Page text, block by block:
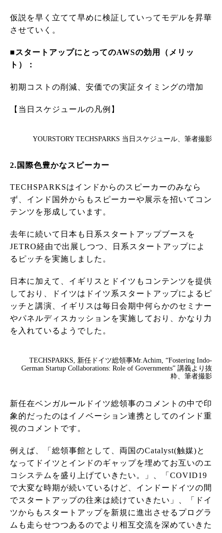
仮説を早く立てて早めに検証していってモデルを昇華
させていく。
■スタートアップにとってのAWSの効用（メリッ
ト）：
初期コストの削減、安価での実証タイミングの増加
【当日スケジュールの凡例】
YOURSTORY TECHSPARKS 当日スケジュール、筆者撮影
2.国際色豊かなスピーカー
TECHSPARKSはインドからのスピーカーのみなら
ず、インド国外からもスピーカーや展示を招いてコン
テンツを形成しています。
去年に続いて日本も日系スタートアップブースを
JETRO経由で出展しつつ、日系スタートアップによ
るピッチを実施しました。
日本に加えて、イギリスとドイツもコンテンツを提供
しており、ドイツはドイツ系スタートアップによるピ
ッチと講演、イギリスは毎日会期中何らかのセミナー
やパネルディスカッションを実施しており、かなり力
を入れているようでした。
TECHSPARKS, 新任ドイツ総領事Mr.Achim, “Fostering Indo-
German Startup Collaborations: Role of Governments” 講義より抜
粋、筆者撮影
新任在ベンガルールドイツ総領事のコメントの中で印
象的だったのはイノベーション連携としてのインド重
視のコメントです。
例えば、「総領事館として、両国のCatalyst(触媒)と
なってドイツとインドのギャップを埋めてお互いのエ
コシステムを盛り上げていきたい。」、「COVID19
で大変な時期が続いているけど、インドードイツの間
でスタートアップの往来は続けていきたい」、「ドイ
ツからもスタートアップを新規に進出させるプログラ
ムも走らせつつあるのでより相互交流を深めていきた